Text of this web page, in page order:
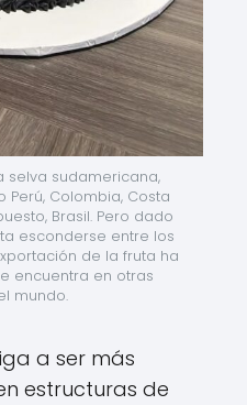
selva sudamericana,
Colombia, Costa
Brasil. Pero dado
esconderse entre los
de la fruta ha
encuentra en otras
mundo.
a ser más
estructuras de